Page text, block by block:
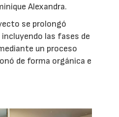
Alexandra.
se prolongó
las fases de
un proceso
de forma orgánica e